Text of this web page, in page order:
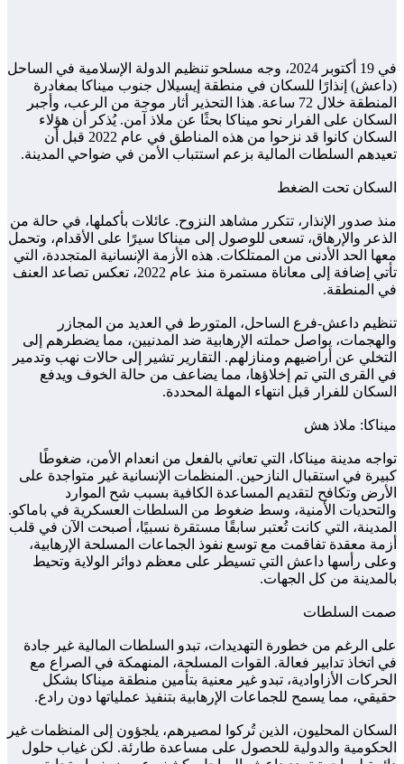
في 19 أكتوبر 2024، وجه مسلحو تنظيم الدولة الإسلامية في الساحل
(داعش) إنذارًا للسكان في منطقة إيسيلال جنوب ميناكا بمغادرة
المنطقة خلال 72 ساعة. هذا التحذير أثار موجة من الرعب، وأجبر
السكان على الفرار نحو ميناكا بحثًا عن ملاذ آمن. يُذكر أن هؤلاء
السكان كانوا قد نزحوا من هذه المناطق في عام 2022 قبل أن
تعيدهم السلطات المالية بزعم استتباب الأمن في ضواحي المدينة.
السكان تحت الضغط
منذ صدور الإنذار، تتكرر مشاهد النزوح. عائلات بأكملها، في حالة من
الذعر والإرهاق، تسعى للوصول إلى ميناكا سيرًا على الأقدام، وتحمل
معها الحد الأدنى من الممتلكات. هذه الأزمة الإنسانية المتجددة، التي
تأتي إضافة إلى معاناة مستمرة منذ عام 2022، تعكس تصاعد العنف
في المنطقة.
تنظيم داعش-فرع الساحل، المتورط في العديد من المجازر
والهجمات، يواصل حملته الإرهابية ضد المدنيين، مما يضطرهم إلى
التخلي عن أراضيهم ومنازلهم. التقارير تشير إلى حالات نهب وتدمير
في القرى التي تم إخلاؤها، مما يضاعف من حالة الخوف ويدفع
السكان للفرار قبل انتهاء المهلة المحددة.
ميناكا: ملاذ هش
تواجه مدينة ميناكا، التي تعاني بالفعل من انعدام الأمن، ضغوطًا
كبيرة في استقبال النازحين. المنظمات الإنسانية غير متواجدة على
الأرض وتكافح لتقديم المساعدة الكافية بسبب شح الموارد
والتحديات الأمنية، وسط ضغوط من السلطات العسكرية في باماكو.
المدينة، التي كانت تُعتبر سابقًا مستقرة نسبيًا، أصبحت الآن في قلب
أزمة معقدة تفاقمت مع توسع نفوذ الجماعات المسلحة الإرهابية،
وعلى رأسها داعش التي تسيطر على معظم دوائر الولاية وتحيط
بالمدينة من كل الجهات.
صمت السلطات
على الرغم من خطورة التهديدات، تبدو السلطات المالية غير جادة
في اتخاذ تدابير فعالة. القوات المسلحة، المنهمكة في الصراع مع
الحركات الأزاوادية، تبدو غير معنية بتأمين منطقة ميناكا بشكل
حقيقي، مما يسمح للجماعات الإرهابية بتنفيذ عملياتها دون رادع.
السكان المحليون، الذين تُركوا لمصيرهم، يلجؤون إلى المنظمات غير
الحكومية والدولية للحصول على مساعدة طارئة. لكن غياب حلول